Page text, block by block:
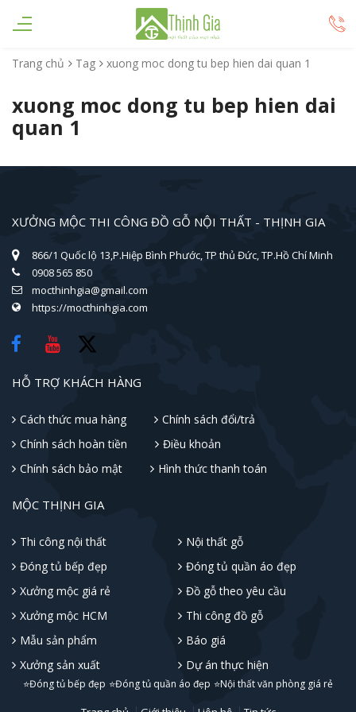
Trang chủ Tag xuong moc dong tu bep hien dai quan 1
xuong moc dong tu bep hien dai
quan 1
XƯỞNG MỘC THI CÔNG ĐỒ GỖ NỘI THẤT - THỊNH GIA
866/1 Quốc lộ 13,P.Hiệp Bình Phước, TP thủ Đức, TP.Hồ Chí Minh
0908 565 850
mocthinhgia@gmail.com
https://mocthinhgia.com
HỖ TRỢ KHÁCH HÀNG
Cách thức mua hàng
Chính sách đổi/trả
Chính sách hoàn tiền
Điều khoản
Chính sách bảo mật
Hình thức thanh toán
MỘC THỊNH GIA
Thi công nội thất
Nội thất gỗ
Đóng tủ bếp đẹp
Đóng tủ quần áo đẹp
Xưởng mộc giá rẻ
Đồ gỗ theo yêu cầu
Xưởng mộc HCM
Thi công đồ gỗ
Mẫu sản phẩm
Báo giá
Xưởng sản xuất
Dự án thực hiện
⭐Đóng tủ bếp đẹp ⭐Đóng tủ quần áo đẹp ⭐Nội thất văn phòng giá rẻ